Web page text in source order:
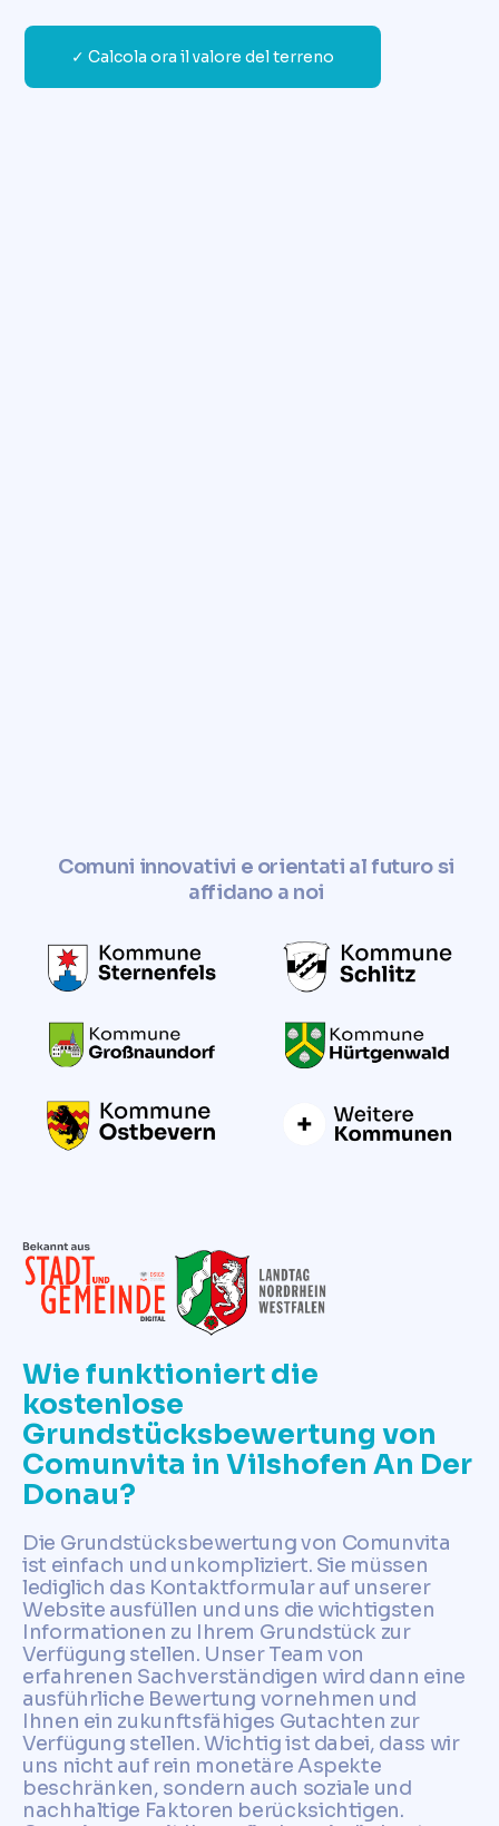
✓ Calcola ora il valore del terreno
Comuni innovativi e orientati al futuro si
affidano a noi
Wie funktioniert die
kostenlose
Grundstücksbewertung von
Comunvita in Vilshofen An Der
Donau?
Die Grundstücksbewertung von Comunvita
ist einfach und unkompliziert. Sie müssen
lediglich das Kontaktformular auf unserer
Website ausfüllen und uns die wichtigsten
Informationen zu Ihrem Grundstück zur
Verfügung stellen. Unser Team von
erfahrenen Sachverständigen wird dann eine
ausführliche Bewertung vornehmen und
Ihnen ein zukunftsfähiges Gutachten zur
Verfügung stellen. Wichtig ist dabei, dass wir
uns nicht auf rein monetäre Aspekte
beschränken, sondern auch soziale und
nachhaltige Faktoren berücksichtigen.